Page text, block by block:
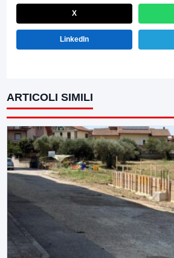
X
LinkedIn
ARTICOLI SIMILI